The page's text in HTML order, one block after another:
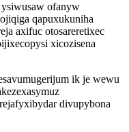
ofanyw
qapuxukuniha
axifuc otosareretixec
xicozisena
ik je wewu
divupybona